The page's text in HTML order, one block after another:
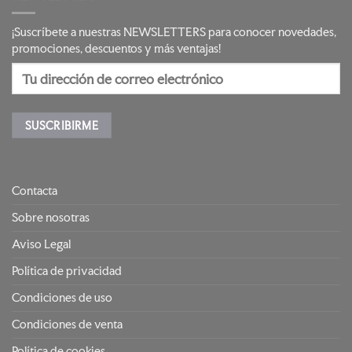
¡Suscríbete a nuestras NEWSLETTERS para conocer novedades,
promociones, descuentos y más ventajas!
Contacta
Sobre nosotras
Aviso Legal
Política de privacidad
Condiciones de uso
Condiciones de venta